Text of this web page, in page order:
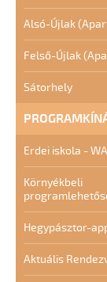
Alsó-Újlak
Felső-Újlak
Sátorhely
Erdei iskola -
Környékbeli
Hegypásztor-
Aktuális